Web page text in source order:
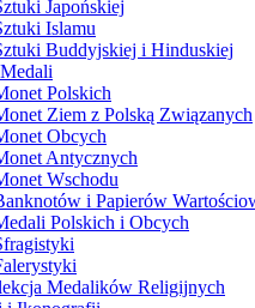
Japońskiej
Islamu
Buddyjskiej i Hinduskiej
Polskich
Ziem z Polską Związanych
Obcych
Antycznych
Wschodu
i Papierów
Polskich i Obcych
Medalików Religijnych